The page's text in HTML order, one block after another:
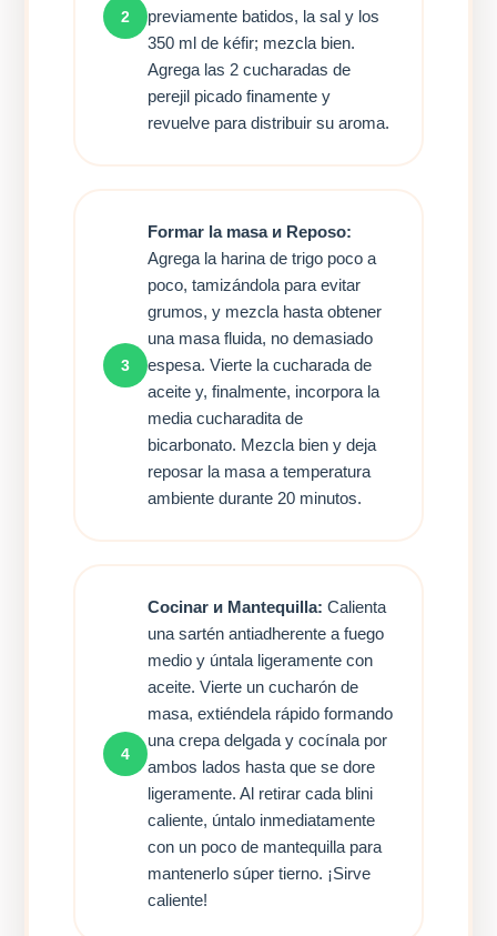
2
previamente batidos, la sal y los
350 ml de kéfir; mezcla bien.
Agrega las 2 cucharadas de
perejil picado finamente y
revuelve para distribuir su aroma.
3
Formar la masa и Reposo:
Agrega la harina de trigo poco a
poco, tamizándola para evitar
grumos, y mezcla hasta obtener
una masa fluida, no demasiado
espesa. Vierte la cucharada de
aceite y, finalmente, incorpora la
media cucharadita de
bicarbonato. Mezcla bien y deja
reposar la masa a temperatura
ambiente durante 20 minutos.
4
Cocinar и Mantequilla: Calienta
una sartén antiadherente a fuego
medio y úntala ligeramente con
aceite. Vierte un cucharón de
masa, extiéndela rápido formando
una crepa delgada y cocínala por
ambos lados hasta que se dore
ligeramente. Al retirar cada blini
caliente, úntalo inmediatamente
con un poco de mantequilla para
mantenerlo súper tierno. ¡Sirve
caliente!